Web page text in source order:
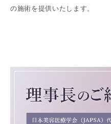
の施術を提供いたします。